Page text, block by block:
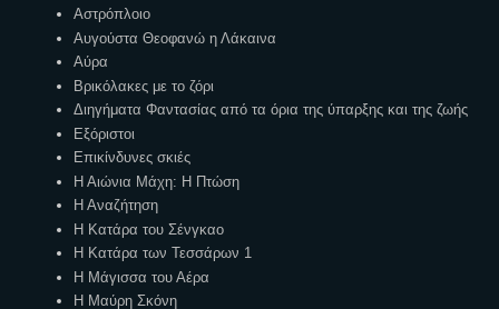
Αστρόπλοιο
Αυγούστα Θεοφανώ η Λάκαινα
Αύρα
Βρικόλακες με το ζόρι
Διηγήματα Φαντασίας από τα όρια της ύπαρξης και της ζωής
Εξόριστοι
Επικίνδυνες σκιές
Η Αιώνια Μάχη: Η Πτώση
Η Αναζήτηση
Η Κατάρα του Σένγκαο
Η Κατάρα των Τεσσάρων 1
Η Μάγισσα του Αέρα
Η Μαύρη Σκόνη